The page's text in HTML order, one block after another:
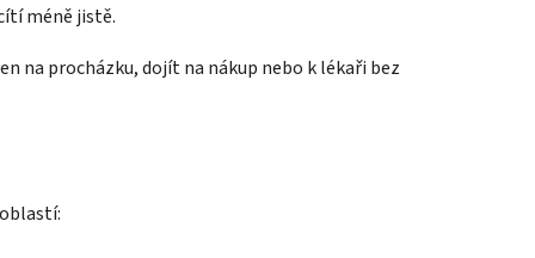
méně jistě.
na procházku, dojít na nákup nebo k lékaři bez